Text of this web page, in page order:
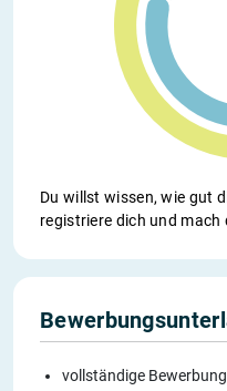
Du willst wissen, wie gut
registriere dich und
vollständige